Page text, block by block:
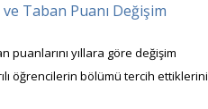
Taban Puanı Değişim
puanlarını yıllara göre değişim
öğrencilerin bölümü tercih ettiklerini